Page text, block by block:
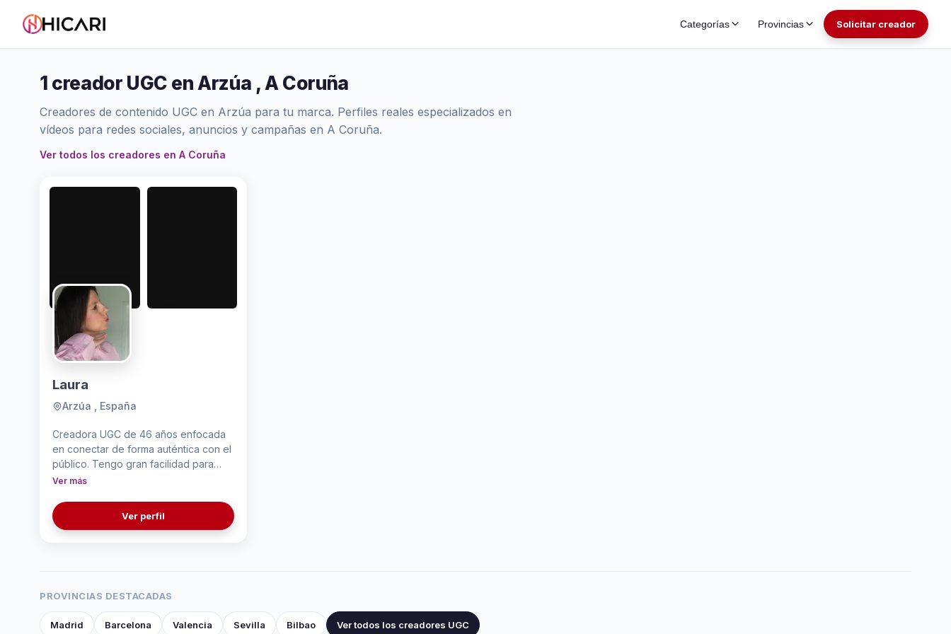
Categorías Provincias Solicitar creador
1 creador UGC en Arzúa , A Coruña
Creadores de contenido UGC en Arzúa para tu marca. Perfiles reales especializados en
vídeos para redes sociales, anuncios y campañas en A Coruña.
Ver todos los creadores en A Coruña
Laura
Arzúa , España
Creadora UGC de 46 años enfocada
en conectar de forma auténtica con el
público. Tengo gran facilidad para
entender las necesidades de cada
naturales, empáticos y de alta calidad.
Especializada en formatos dinámicos
Ver más
Ver perfil
PROVINCIAS DESTACADAS
Madrid Barcelona Valencia Sevilla Bilbao Ver todos los creadores UGC